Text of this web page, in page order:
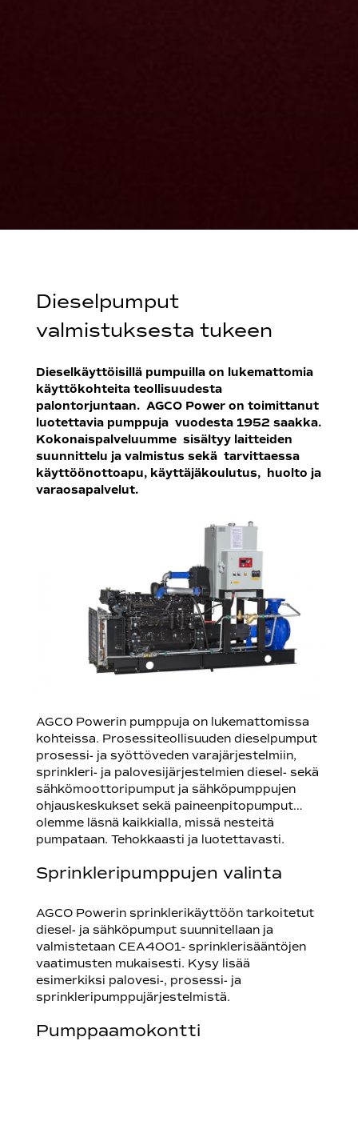
Dieselpumput
valmistuksesta tukeen
Dieselkäyttöisillä pumpuilla on lukemattomia
käyttökohteita teollisuudesta
palontorjuntaan. AGCO Power on toimittanut
luotettavia pumppuja vuodesta 1952 saakka.
Kokonaispalveluumme sisältyy laitteiden
suunnittelu ja valmistus sekä tarvittaessa
käyttöönottoapu, käyttäjäkoulutus, huolto ja
varaosapalvelut.
AGCO Powerin pumppuja on lukemattomissa
kohteissa. Prosessiteollisuuden dieselpumput
prosessi- ja syöttöveden varajärjestelmiin,
sprinkleri- ja palovesijärjestelmien diesel- sekä
sähkömoottoripumput ja sähköpumppujen
ohjauskeskukset sekä paineenpitopumput…
olemme läsnä kaikkialla, missä nesteitä
pumpataan. Tehokkaasti ja luotettavasti.
Sprinkleripumppujen valinta
AGCO Powerin sprinklerikäyttöön tarkoitetut
diesel- ja sähköpumput suunnitellaan ja
valmistetaan CEA4001- sprinklerisääntöjen
vaatimusten mukaisesti. Kysy lisää
esimerkiksi palovesi-, prosessi- ja
sprinkleripumppujärjestelmistä.
Pumppaamokontti